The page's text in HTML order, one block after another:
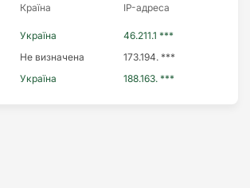
Країна IP-адреса
Україна
46.211.1 ***
Не визначена
173.194. ***
Україна 188.163. ***